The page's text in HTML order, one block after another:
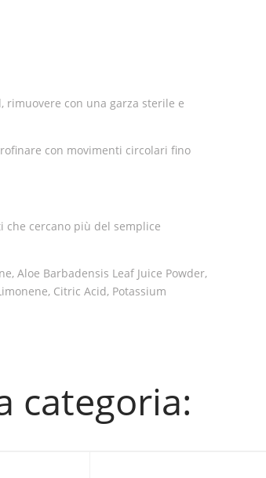
con una garza sterile e
con movimenti circolari fino
cercano più del semplice
Aloe Barbadensis Leaf Juice Powder,
Citric Acid, Potassium
categoria: